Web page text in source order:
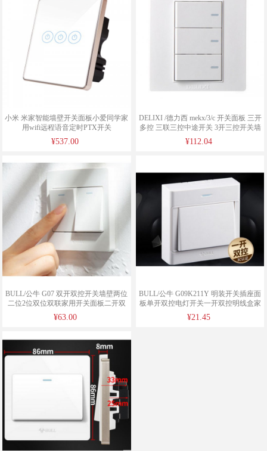
小米 米家智能墙壁开关面板小爱同学家
用wifi远程语音定时PTX开关
¥537.00
DELIXI /德力西 mekx/3/c 开关面板 三开
多控 三联三控中途开关 3开三控开关墙
壁面板
¥112.04
BULL/公牛 G07 双开双控开关墙壁两位
二位2位双位双联家用开关面板二开双
控
¥63.00
BULL/公牛 G09K211Y 明装开关插座面
板单开双控电灯开关一开双控明线盒家
用86型
¥21.45